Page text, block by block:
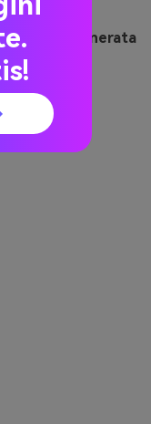
di luna generata